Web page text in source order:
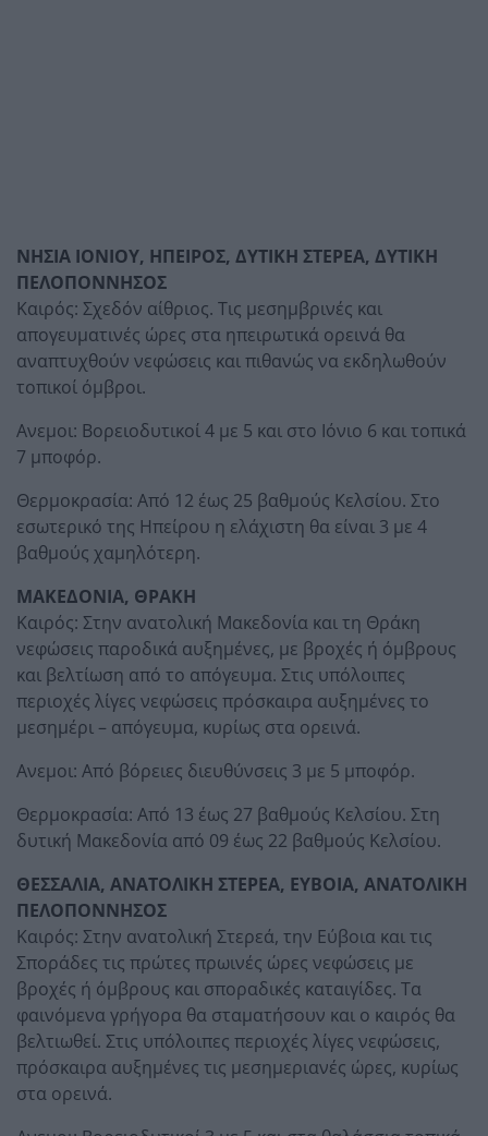
ΝΗΣΙΑ ΙΟΝΙΟΥ, ΗΠΕΙΡΟΣ, ΔΥΤΙΚΗ ΣΤΕΡΕΑ, ΔΥΤΙΚΗ
ΠΕΛΟΠΟΝΝΗΣΟΣ
Καιρός: Σχεδόν αίθριος. Τις μεσημβρινές και
απογευματινές ώρες στα ηπειρωτικά ορεινά θα
αναπτυχθούν νεφώσεις και πιθανώς να εκδηλωθούν
τοπικοί όμβροι.
Ανεμοι: Βορειοδυτικοί 4 με 5 και στο Ιόνιο 6 και τοπικά
7 μποφόρ.
Θερμοκρασία: Από 12 έως 25 βαθμούς Κελσίου. Στο
εσωτερικό της Ηπείρου η ελάχιστη θα είναι 3 με 4
βαθμούς χαμηλότερη.
ΜΑΚΕΔΟΝΙΑ, ΘΡΑΚΗ
Καιρός: Στην ανατολική Μακεδονία και τη Θράκη
νεφώσεις παροδικά αυξημένες, με βροχές ή όμβρους
και βελτίωση από το απόγευμα. Στις υπόλοιπες
περιοχές λίγες νεφώσεις πρόσκαιρα αυξημένες το
μεσημέρι – απόγευμα, κυρίως στα ορεινά.
Ανεμοι: Από βόρειες διευθύνσεις 3 με 5 μποφόρ.
Θερμοκρασία: Από 13 έως 27 βαθμούς Κελσίου. Στη
δυτική Μακεδονία από 09 έως 22 βαθμούς Κελσίου.
ΘΕΣΣΑΛΙΑ, ΑΝΑΤΟΛΙΚΗ ΣΤΕΡΕΑ, ΕΥΒΟΙΑ, ΑΝΑΤΟΛΙΚΗ
ΠΕΛΟΠΟΝΝΗΣΟΣ
Καιρός: Στην ανατολική Στερεά, την Εύβοια και τις
Σποράδες τις πρώτες πρωινές ώρες νεφώσεις με
βροχές ή όμβρους και σποραδικές καταιγίδες. Τα
φαινόμενα γρήγορα θα σταματήσουν και ο καιρός θα
βελτιωθεί. Στις υπόλοιπες περιοχές λίγες νεφώσεις,
πρόσκαιρα αυξημένες τις μεσημεριανές ώρες, κυρίως
στα ορεινά.